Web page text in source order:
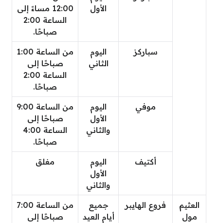
الأول
12:00 مساءً إلى
الساعة 2:00
صباحًا.
سباركز
اليوم
الثاني
من الساعة 1:00
صباحًا إلى
الساعة 2:00
صباحًا.
موفي
اليوم
الأول
والثاني
من الساعة 9:00
صباحًا إلى
الساعة 4:00
صباحًا.
أكتيف
اليوم
الأول
والثاني
مغلق
العثيم
مول
فروع الهايبر
جميع
أيام العيد
من الساعة 7:00
صباحًا إلى